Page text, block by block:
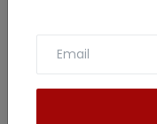
Related Posts